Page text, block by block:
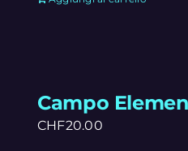
Campo
CHF20.00